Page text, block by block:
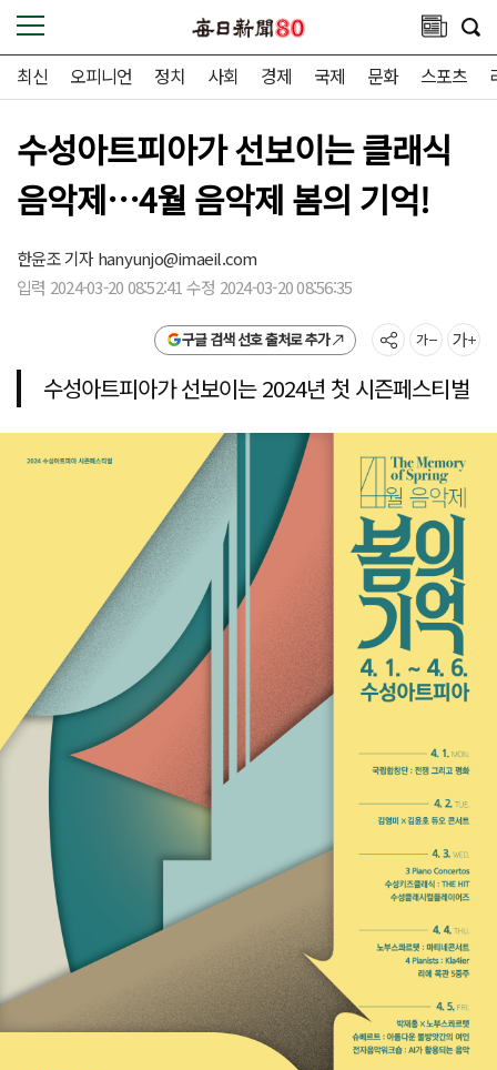
최신 오피니언 정치 사회 경제 국제 문화 스포츠
수성아트피아가 선보이는 클래식
음악제…4월 음악제 봄의 기억!
한윤조 기자hanyunjo@imaeil.com
입력 2024-03-20 08:52:41 수정 2024-03-20 08:56:35
구글 검색 선호 출처로 추가
수성아트피아가 선보이는 2024년 첫 시즌페스티벌